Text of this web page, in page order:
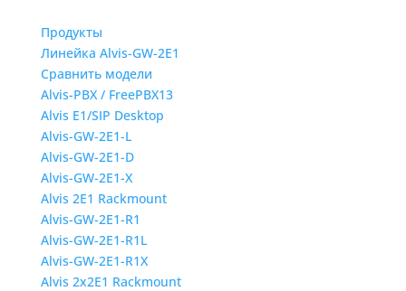
Продукты
Линейка Alvis-GW-2E1
Сравнить модели
Alvis-PBX / FreePBX13
Alvis E1/SIP Desktop
Alvis-GW-2E1-L
Alvis-GW-2E1-D
Alvis-GW-2E1-X
Alvis 2E1 Rackmount
Alvis-GW-2E1-R1
Alvis-GW-2E1-R1L
Alvis-GW-2E1-R1X
Alvis 2x2E1 Rackmount